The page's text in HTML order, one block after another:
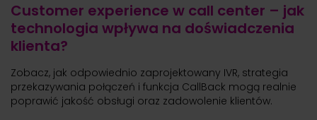
Customer experience w call center – jak
technologia wpływa na doświadczenia
klienta?
Zobacz, jak odpowiednio zaprojektowany IVR, strategia
przekazywania połączeń i funkcja CallBack mogą realnie
poprawić jakość obsługi oraz zadowolenie klientów.